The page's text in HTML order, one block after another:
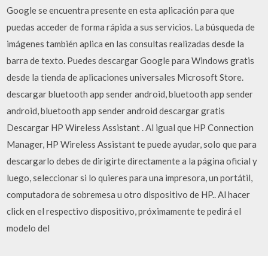
Google se encuentra presente en esta aplicación para que
puedas acceder de forma rápida a sus servicios. La búsqueda de
imágenes también aplica en las consultas realizadas desde la
barra de texto. Puedes descargar Google para Windows gratis
desde la tienda de aplicaciones universales Microsoft Store.
descargar bluetooth app sender android, bluetooth app sender
android, bluetooth app sender android descargar gratis
Descargar HP Wireless Assistant . Al igual que HP Connection
Manager, HP Wireless Assistant te puede ayudar, solo que para
descargarlo debes de dirigirte directamente a la página oficial y
luego, seleccionar si lo quieres para una impresora, un portátil,
computadora de sobremesa u otro dispositivo de HP.. Al hacer
click en el respectivo dispositivo, próximamente te pedirá el
modelo del